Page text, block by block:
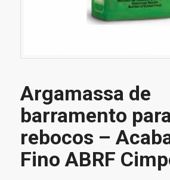
Argamassa de
barramento
rebocos –
Fino ABRF